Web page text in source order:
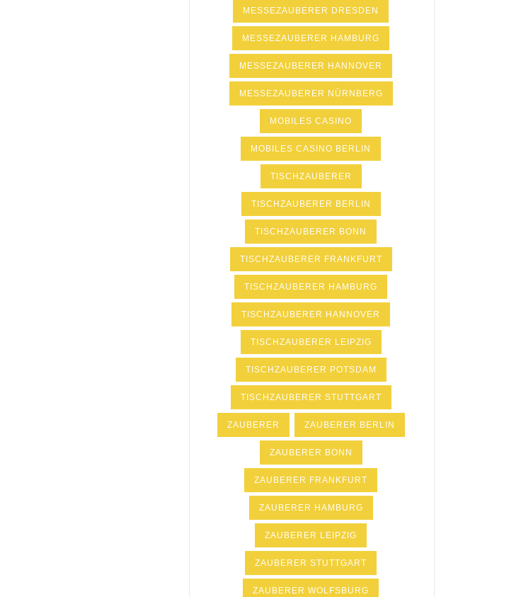
MESSEZAUBERER DRESDEN
MESSEZAUBERER HAMBURG
MESSEZAUBERER HANNOVER
MESSEZAUBERER NÜRNBERG
MOBILES CASINO
MOBILES CASINO BERLIN
TISCHZAUBERER
TISCHZAUBERER BERLIN
TISCHZAUBERER BONN
TISCHZAUBERER FRANKFURT
TISCHZAUBERER HAMBURG
TISCHZAUBERER HANNOVER
TISCHZAUBERER LEIPZIG
TISCHZAUBERER POTSDAM
TISCHZAUBERER STUTTGART
ZAUBERER ZAUBERER BERLIN
ZAUBERER BONN
ZAUBERER FRANKFURT
ZAUBERER HAMBURG
ZAUBERER LEIPZIG
ZAUBERER STUTTGART
ZAUBERER WOLFSBURG